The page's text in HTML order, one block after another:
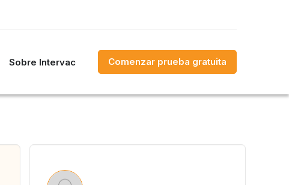
Sobre Intervac Comenzar prueba gratuita